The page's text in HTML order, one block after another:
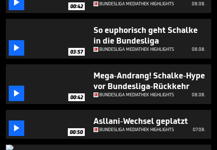
 00:42 BUNDESLIGA MEDIATHEK HIGHLIGHTS 08.08.
 03:57
So euphorisch geht Schalke
in die Bundesliga
BUNDESLIGA MEDIATHEK HIGHLIGHTS 08.08.
 00:42
Mega-Andrang! Schalke-Hype
vor Bundesliga-Rückkehr
BUNDESLIGA MEDIATHEK HIGHLIGHTS 08.08.
 00:50
Asllani-Wechsel geplatzt
BUNDESLIGA MEDIATHEK HIGHLIGHTS 07.08.